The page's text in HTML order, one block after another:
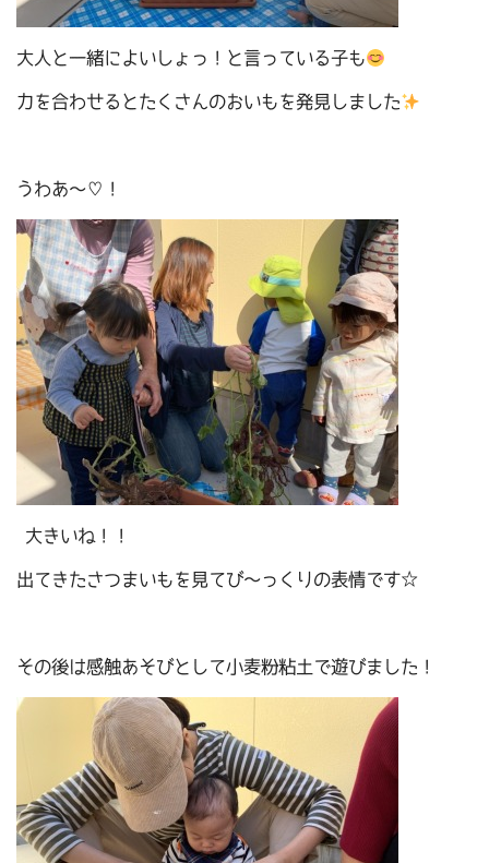
大人と一緒によいしょっ！と言っている子も
力を合わせるとたくさんのおいもを発見しました
うわあ～♡！
大きいね！！
出てきたさつまいもを見てび～っくりの表情です☆
その後は感触あそびとして小麦粉粘土で遊びました！